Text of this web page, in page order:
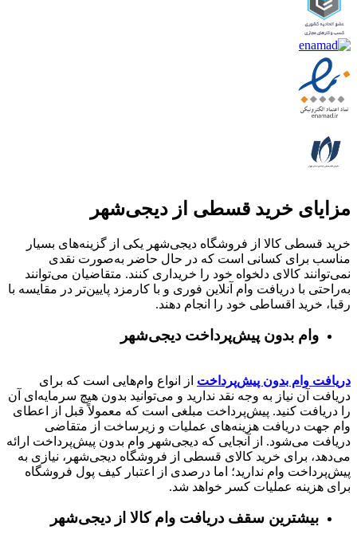
مزایای خرید قسطی از دیجی‌شهر
خرید قسطی کالا از فروشگاه دیجی‌شهر یکی از گزینه‌های بسیار
مناسب برای کسانی است که در حال حاضر به‌صورت نقدی
نمی‌توانند کالای دلخواه خود را خریداری کنند. متقاضیان می‌توانند
به‌راحتی با دریافت وام آنلاین فوری و با کارمزد پایین‌تر در مقایسه با
رقبا، خرید اقساطی خود را انجام دهند.
وام بدون پیش‌پرداخت‌ دیجی‌شهر
دریافت وام بدون پیش‌پرداخت از انواع وام‌هایی است که برای
دریافت آن نیاز به وجه نقد ندارید و می‌توانید بدون هیچ سرمایه‌ای آن
را دریافت کنید. پیش‌پرداخت مبلغی است که معمولاً قبل از اعطای
وام جهت دریافت هزینه‌های عملیات و زیرساخت از متقاضی
دریافت می‌شود. از آنجایی که دیجی‌شهر وام بدون پیش‌پرداخت ارائه
می‌دهد، برای خرید کالای قسطی از فروشگاه دیجی‌شهر، نیازی به
پیش‌پرداخت وام ندارید؛ اما درصدی از اعتبار کیف پول فروشگاه
برای هزینه عملیات کسر خواهد شد.
بیشترین سقف دریافت وام کالا از دیجی‌شهر